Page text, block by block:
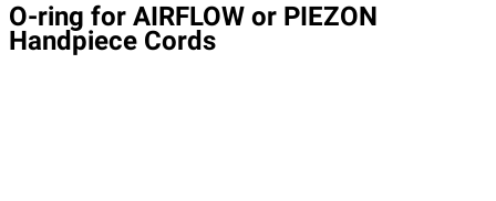
O-ring for AIRFLOW or PIEZON
Handpiece Cords